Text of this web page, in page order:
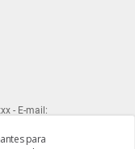
- E-mail:
para